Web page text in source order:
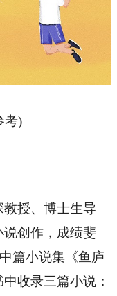
考)
授、博士生导
说创作，成绩斐
篇小说集《鱼庐
收录三篇小说：